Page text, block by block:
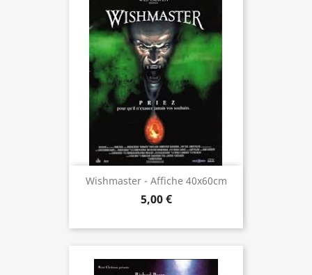
Wishmaster - Affiche 40x60cm
5,00 €